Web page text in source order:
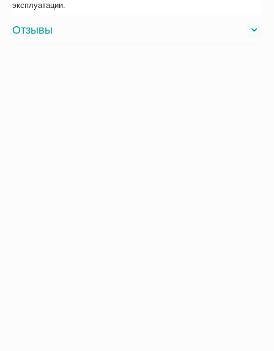
эксплуатации.
Отзывы